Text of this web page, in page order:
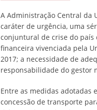
A Administração Central da
caráter de urgência, uma
conjuntural de crise do país
financeira vivenciada pela
2017; a necessidade de
responsabilidade do gestor
Entre as medidas adotadas
concessão de transporte